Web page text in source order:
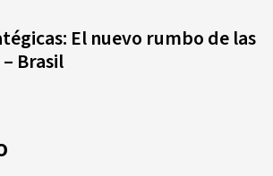
El nuevo rumbo de las
Brasil